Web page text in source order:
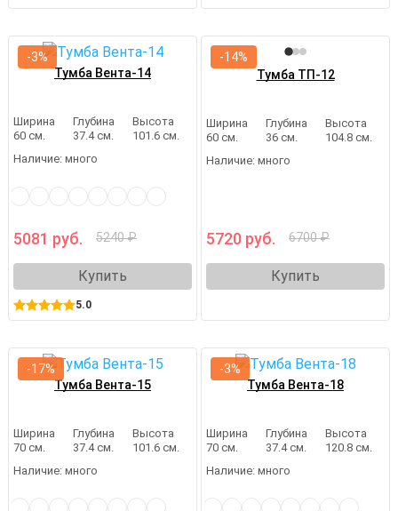
Тумба Вента-14
Ширина
60 см.
Глубина
37.4 см.
Высота
101.6 см.
Наличие: много
5081 руб. 5240 ₽
Купить
5.0
-3%
Тумба ТП-12
Ширина
60 см.
Глубина
36 см.
Высота
104.8 см.
Наличие: много
5720 руб. 6700 ₽
Купить
-14%
Тумба Вента-15
Ширина
70 см.
Глубина
37.4 см.
Высота
101.6 см.
Наличие: много
-17%
Тумба Вента-18
Ширина
70 см.
Глубина
37.4 см.
Высота
120.8 см.
Наличие: много
-3%